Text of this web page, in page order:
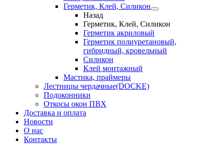
Герметик, Клей, Силикон
Назад
Герметик, Клей, Силикон
Герметик акриловый
Герметик полиуретановый,
гибридный, кровельный
Силикон
Клей монтажный
Мастика, праймеры
Лестницы чердачные(DOCKE)
Подоконники
Откосы окон ПВХ
Доставка и оплата
Новости
О нас
Контакты